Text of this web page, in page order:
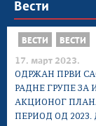
Вести
ВЕСТИ ВЕСТИ
17. март 2023.
ОДРЖАН ПРВИ
РАДНЕ ГРУПЕ ЗА
АКЦИОНОГ
ПЕРИОД ОД 2023.